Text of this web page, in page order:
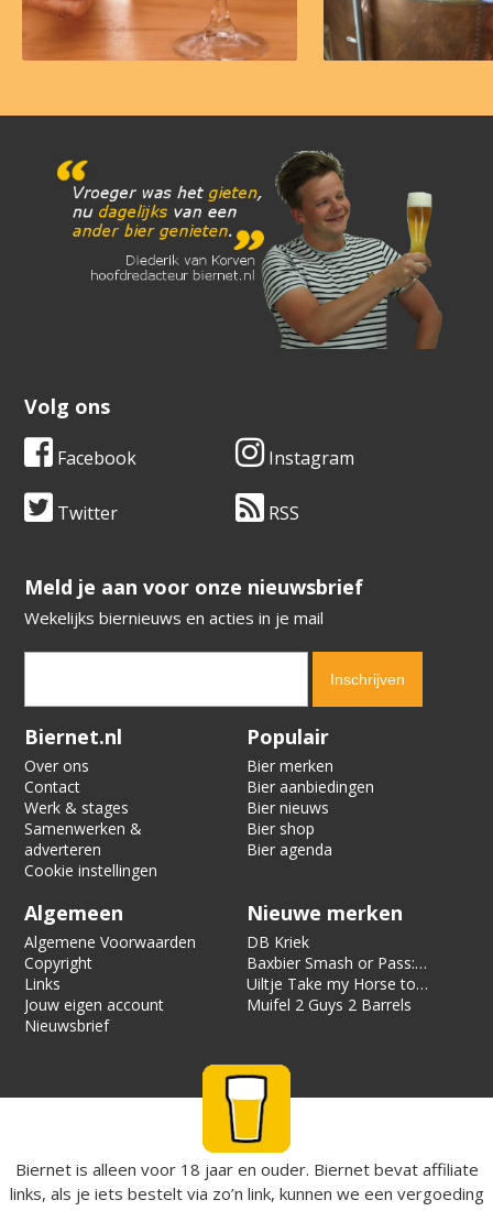
Volg ons
Facebook Instagram
Twitter RSS
​​​​​​​Meld je aan voor onze nieuwsbrief
Wekelijks biernieuws en acties in je mail
Verification code:
Biernet.nl
Over ons
Contact
Werk & stages
Samenwerken &
adverteren
Cookie instellingen
Populair
Bier merken
Bier aanbiedingen
Bier nieuws
Bier shop
Bier agenda
Algemeen
Algemene Voorwaarden
Copyright
Links
Jouw eigen account
Nieuwsbrief
Nieuwe merken
DB Kriek
Baxbier Smash or Pass:
Strata
Uiltje Take my Horse to
the Hotel Room
Muifel 2 Guys 2 Barrels
Biernet is alleen voor 18 jaar en ouder. Biernet bevat affiliate
links, als je iets bestelt via zo’n link, kunnen we een vergoeding